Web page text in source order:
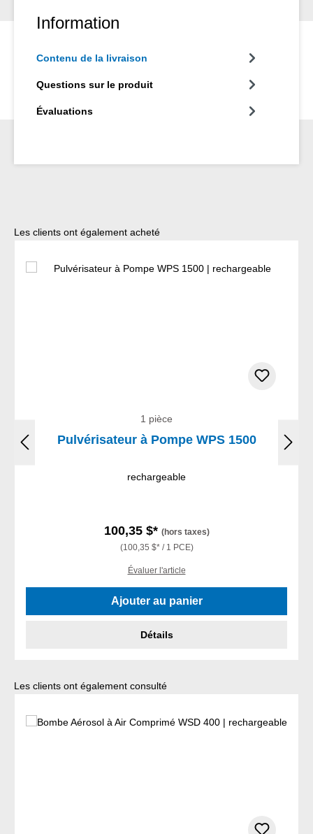
Information
Contenu de la livraison
Questions sur le produit
Évaluations
Ignorer la galerie de produits
Les clients ont également acheté
1 pièce
Pulvérisateur à Pompe WPS 1500
rechargeable
100,35 $* (hors taxes)
(100,35 $* / 1 PCE)
Évaluer l'article
Ajouter au panier
Détails
Ignorer la galerie de produits
Les clients ont également consulté